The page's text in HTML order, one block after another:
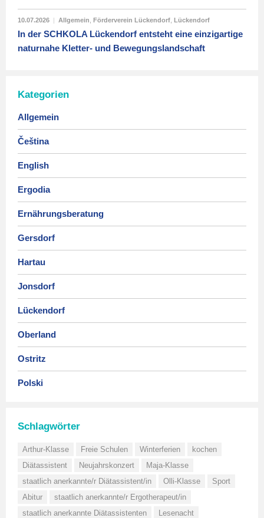
10.07.2026 | Allgemein Förderverein Lückendorf Lückendorf
In der SCHKOLA Lückendorf entsteht eine einzigartige
naturnahe Kletter- und Bewegungslandschaft
Kategorien
Allgemein
Čeština
English
Ergodia
Ernährungsberatung
Gersdorf
Hartau
Jonsdorf
Lückendorf
Oberland
Ostritz
Polski
Schlagwörter
Arthur-Klasse Freie Schulen Winterferien
kochen
Diätassistent
Neujahrskonzert
Maja-Klasse
staatlich anerkannte/r Diätassistent/in
Olli-Klasse
Sport
Abitur
staatlich anerkannte/r Ergotherapeut/in
staatlich anerkannte Diätassistenten
Lesenacht